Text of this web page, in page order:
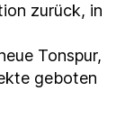
zurück, in
Tonspur,
geboten